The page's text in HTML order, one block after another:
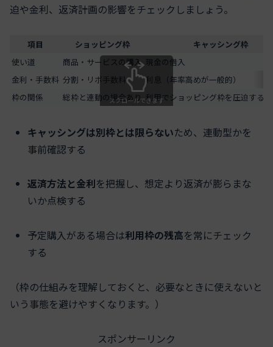
迫や金利、返済計画の影響をチェックしましょう。
項目 ショッピング枠
キャッシング枠
使い道
商品・サービスの購入 現金の借入
金利・手数料 分割・リボ手数料
利息（年率高めが一般的）
枠の関係
総枠と連動の場合あり 利用でショッピング枠を圧迫する
スクロールできます
キャッシングは別枠とは限らないため、連動型かを
事前確認する
返済方法と金利を把握し、想定より返済が膨らまな
いか点検する
予定購入がある場合は利用枠の残高を常にチェック
する
（枠の仕組みを理解しておくと、必要なときに使えないと
いう事態を避けやすくなります。）
スポンサーリンク